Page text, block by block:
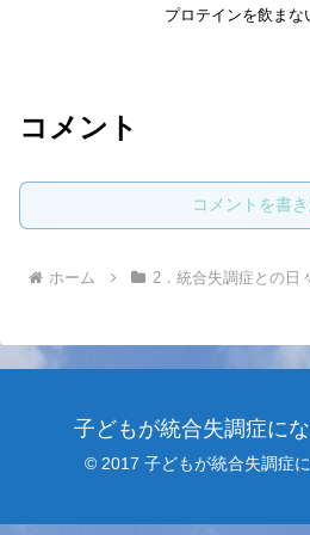
プロテインを飲まな
コメント
コメントを書
ホーム 2．統合失調症との日
子どもが統合失調症に
© 2017 子どもが統合失調症